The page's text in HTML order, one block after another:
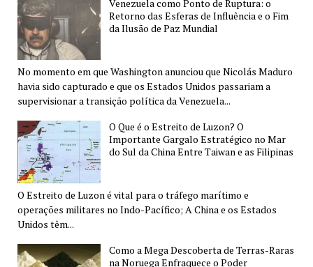
Venezuela como Ponto de Ruptura: o
Retorno das Esferas de Influência e o Fim
da Ilusão de Paz Mundial
No momento em que Washington anunciou que Nicolás Maduro
havia sido capturado e que os Estados Unidos passariam a
supervisionar a transição política da Venezuela...
O Que é o Estreito de Luzon? O
Importante Gargalo Estratégico no Mar
do Sul da China Entre Taiwan e as Filipinas
O Estreito de Luzon é vital para o tráfego marítimo e
operações militares no Indo-Pacífico; A China e os Estados
Unidos têm...
Como a Mega Descoberta de Terras-Raras
na Noruega Enfraquece o Poder